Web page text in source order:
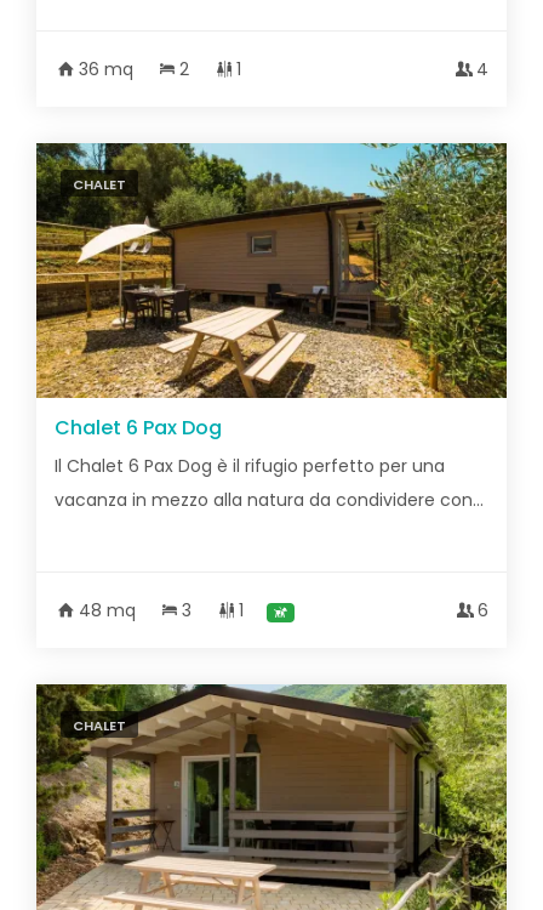
36 mq 2 1 4
CHALET
Chalet 6 Pax Dog
Il Chalet 6 Pax Dog è il rifugio perfetto per una
vacanza in mezzo alla natura da condividere con...
48 mq 3 1 6
CHALET